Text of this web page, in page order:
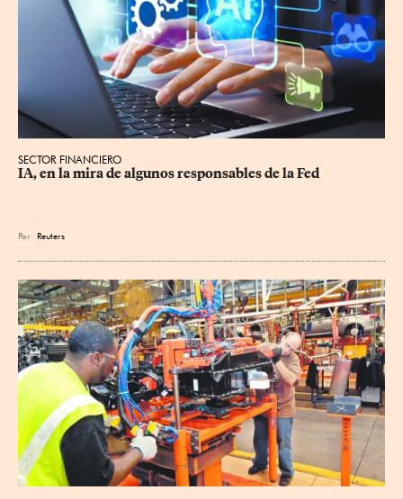
SECTOR FINANCIERO
IA, en la mira de algunos responsables de la Fed
Por Reuters